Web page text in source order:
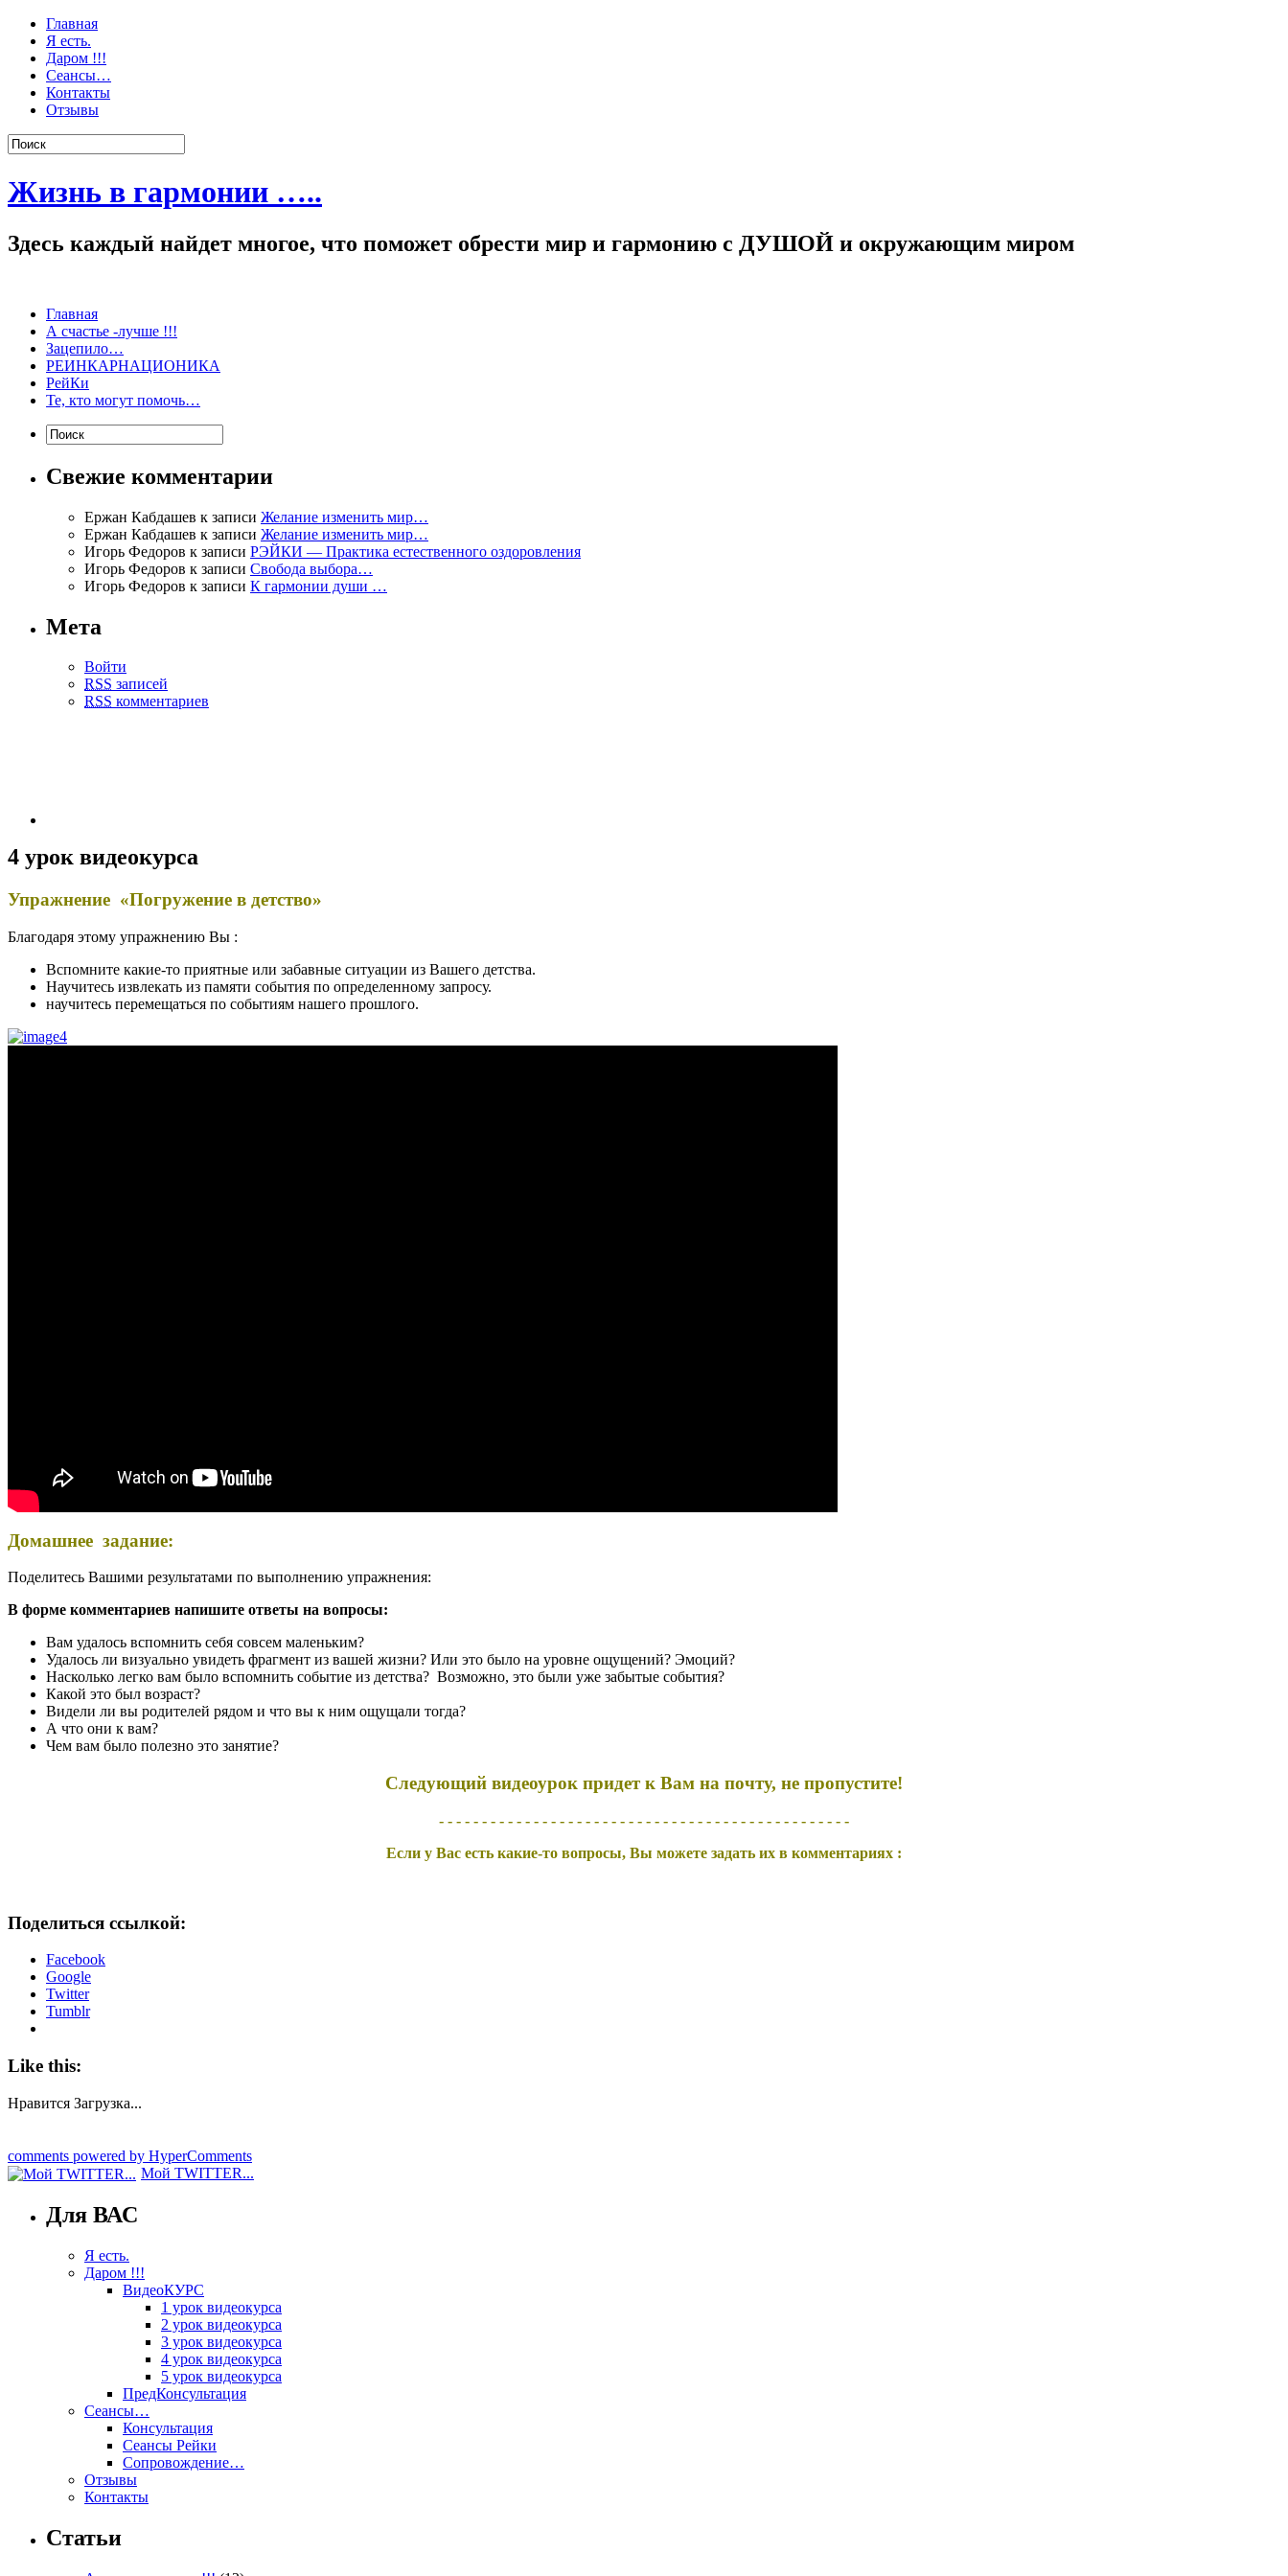
Главная
Я есть.
Даром !!!
Сеансы…
Контакты
Отзывы
Жизнь в гармонии …..
Здесь каждый найдет многое, что поможет обрести мир и гармонию с ДУШОЙ и окружающим миром
Главная
А счастье -лучше !!!
Зацепило…
РЕИНКАРНАЦИОНИКА
РейКи
Те, кто могут помочь…
Свежие комментарии
Ержан Кабдашев к записи Желание изменить мир…
Ержан Кабдашев к записи Желание изменить мир…
Игорь Федоров к записи РЭЙКИ — Практика естественного оздоровления
Игорь Федоров к записи Свобода выбора…
Игорь Федоров к записи К гармонии души …
Мета
Войти
RSS записей
RSS комментариев
4 урок видеокурса
Упражнение «Погружение в детство»
Благодаря этому упражнению Вы :
Вспомните какие-то приятные или забавные ситуации из Вашего детства.
Научитесь извлекать из памяти события по определенному запросу.
научитесь перемещаться по событиям нашего прошлого.
Домашнее задание:
Поделитесь Вашими результатами по выполнению упражнения:
В форме комментариев напишите ответы на вопросы:
Вам удалось вспомнить себя совсем маленьким?
Удалось ли визуально увидеть фрагмент из вашей жизни? Или это было на уровне ощущений? Эмоций?
Насколько легко вам было вспомнить событие из детства? Возможно, это были уже забытые события?
Какой это был возраст?
Видели ли вы родителей рядом и что вы к ним ощущали тогда?
А что они к вам?
Чем вам было полезно это занятие?
Следующий видеоурок придет к Вам на почту, не пропустите!
- - - - - - - - - - - - - - - - - - - - - - - - - - - - - - - - - - - - - - - - - - - - - - - -
Если у Вас есть какие-то вопросы, Вы можете задать их в комментариях :
Поделиться ссылкой:
Facebook
Google
Twitter
Tumblr
Like this:
Нравится Загрузка...
comments powered by HyperComments
Мой TWITTER...
Для ВАС
Я есть.
Даром !!!
ВидеоКУРС
1 урок видеокурса
2 урок видеокурса
3 урок видеокурса
4 урок видеокурса
5 урок видеокурса
ПредКонсультация
Сеансы…
Консультация
Сеансы Рейки
Сопровождение…
Отзывы
Контакты
Статьи